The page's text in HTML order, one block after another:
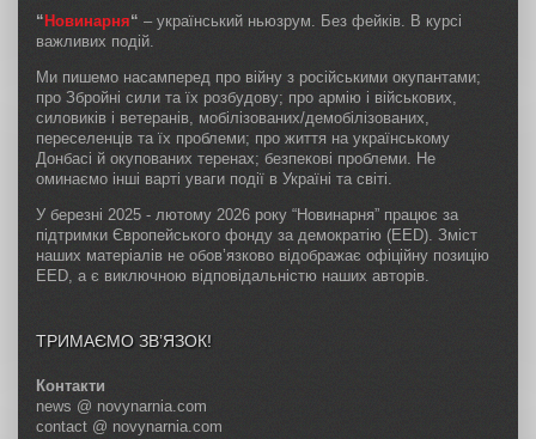
“ Новинарня“ – український ньюзрум. Без фейків. В курсі
важливих подій.
Ми пишемо насамперед про війну з російськими окупантами;
про Збройні сили та їх розбудову; про армію і військових,
силовиків і ветеранів, мобілізованих/демобілізованих,
переселенців та їх проблеми; про життя на українському
Донбасі й окупованих теренах; безпекові проблеми. Не
оминаємо інші варті уваги події в Україні та світі.
У березні 2025 - лютому 2026 року “Новинарня” працює за
підтримки Європейського фонду за демократію (EED). Зміст
наших матеріалів не обов’язково відображає офіційну позицію
EED, а є виключною відповідальністю наших авторів.
ТРИМАЄМО ЗВ’ЯЗОК!
Контакти
news @ novynarnia.com
contact @ novynarnia.com